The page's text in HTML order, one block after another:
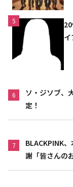
5
6
ソ・ジソブ、
定！
7
BLACKPINK
謝「皆さんの